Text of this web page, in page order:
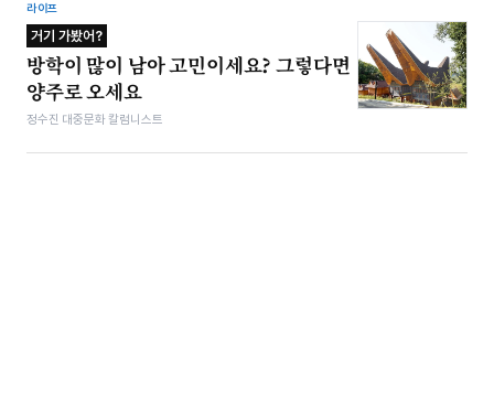
라이프
거기 가봤어?
방학이 많이 남아 고민이세요? 그렇다면
양주로 오세요
정수진 대중문화 칼럼니스트